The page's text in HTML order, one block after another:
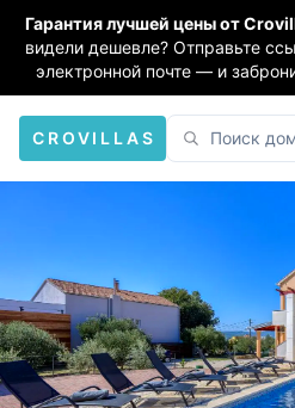
Гарантия лучшей цены от
видели дешевле? Отправьте
электронной почте — и
CROVILLAS